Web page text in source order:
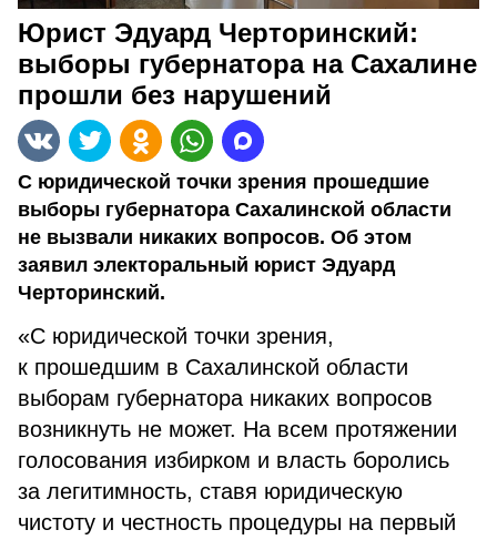
Юрист Эдуард Черторинский:
выборы губернатора на Сахалине
прошли без нарушений
С юридической точки зрения прошедшие
выборы губернатора Сахалинской области
не вызвали никаких вопросов. Об этом
заявил электоральный юрист Эдуард
Черторинский.
«С юридической точки зрения,
к прошедшим в Сахалинской области
выборам губернатора никаких вопросов
возникнуть не может. На всем протяжении
голосования избирком и власть боролись
за легитимность, ставя юридическую
чистоту и честность процедуры на первый